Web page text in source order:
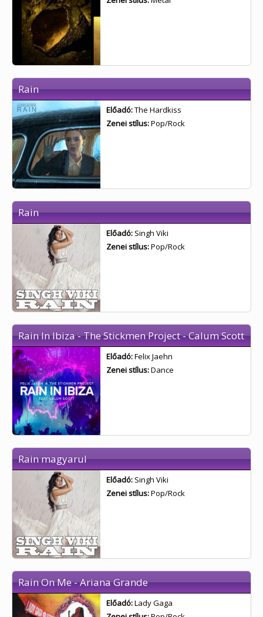
Rain
Előadó:The Hardkiss
Zenei stílus:Pop/Rock
Rain
Előadó: Singh Viki
Zenei stílus:Pop/Rock
Rain In Ibiza - The Stickmen Project - Calum Scott
Előadó:Felix Jaehn
Zenei stílus:Dance
Rain magyarul
Előadó: Singh Viki
Zenei stílus:Pop/Rock
Rain On Me - Ariana Grande
Előadó:Lady Gaga